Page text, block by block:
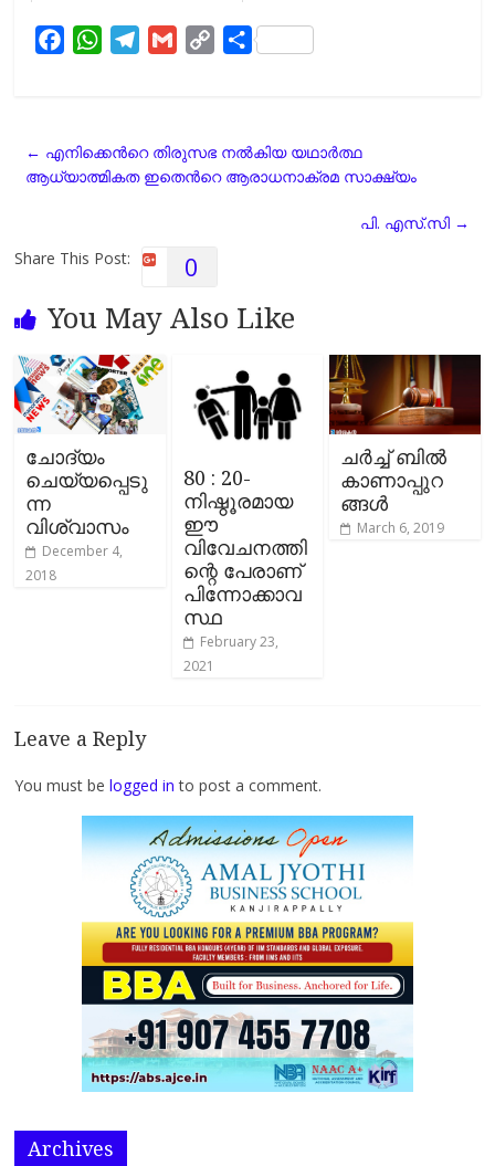
b
o
W
s
A
g
r
l
L
i
S
e
← എനിക്കെന്‍റെ തിരുസഭ നൽകിയ യഥാർത്ഥ
ആധ്യാത്മികത ഇതെന്‍റെ ആരാധനാക്രമ സാക്ഷ്യം
പി. എസ്.സി →
Share This Post:
0
You May Also Like
ചോദ്യം
ചെയ്യപ്പെടു
ന്ന
വിശ്വാസം
December 4,
2018
80 : 20-
നിഷ്ഠൂരമായ
ഈ
വിവേചനത്തി
ന്റെ പേരാണ്
പിന്നോക്കാവ
സ്ഥ
February 23,
2021
ചര്‍ച്ച് ബില്‍
കാണാപ്പുറ
ങ്ങള്‍
March 6, 2019
Leave a Reply
You must belogged in to post a comment.
Archives